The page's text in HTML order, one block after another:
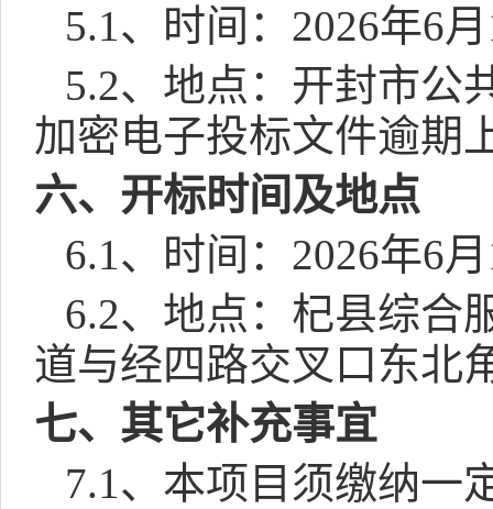
5.1、时间： 2026年6月
5.2、地点：开封市公
加密电子投标文件逾期
六、开标时间及地点
6.1、时间： 2026年6月
6.2、地点：杞县综合
道与经四路交叉口东北
七、其它补充事宜
7.1、本项目须缴纳一